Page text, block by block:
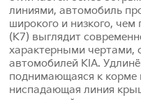
линиями, автомобиль
широкого и низкого,
(K7) выглядит
характерными чертами,
автомобилей KIA.
поднимающаяся к корме
ниспадающая линия